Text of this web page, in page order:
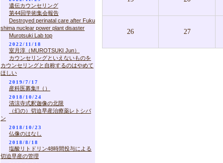
26 27
遺伝カウンセリング
第44回学術集会報告
Destroyed perinatal care after Fuku
shima nuclear power plant disaster
Murotsuki Lab top
2022/11/18
室月淳（MUROTSUKI Jun）
カウンセリングといえないものを
カウンセリングと自称するのはやめて
ほしい
2019/7/17
産科医募集!!（）
2018/10/24
清涼寺式釈迦像の北限
（幻の）切迫早産治療薬レトシバ
ン
2018/10/23
仏像のはなし
2018/8/18
塩酸リトドリン48時間投与による
切迫早産の管理